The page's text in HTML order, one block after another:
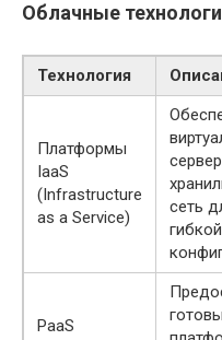
Облачные
Технология
Платформы
IaaS
(Infrastructure
as a Service)
сеть
гибкой
PaaS